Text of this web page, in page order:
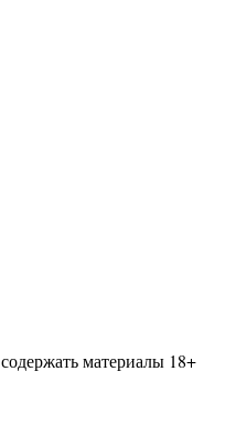
материалы 18+